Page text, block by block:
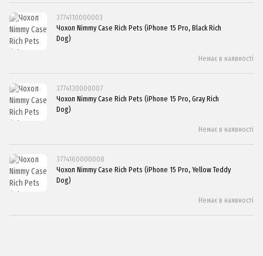
3774110000003
Чохол Nimmy Case Rich Pets (iPhone 15 Pro, Black Rich
Dog)
Немає в наявності
3774130000007
Чохол Nimmy Case Rich Pets (iPhone 15 Pro, Gray Rich
Dog)
Немає в наявності
3774160000008
Чохол Nimmy Case Rich Pets (iPhone 15 Pro, Yellow Teddy
Dog)
Немає в наявності